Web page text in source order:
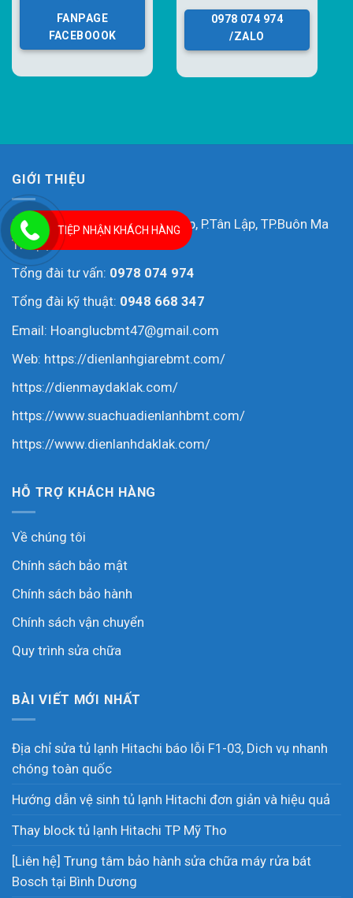
FANPAGE
FACEBOOOK
0978 074 974
/ZALO
GIỚI THIỆU
Địa chỉ: Số 127 Đường Đinh Núp, P.Tân Lập, TP.Buôn Ma
Thuột, T.Đắk Lắk
Tổng đài tư vấn: 0978 074 974
Tổng đài kỹ thuật: 0948 668 347
Email: Hoanglucbmt47@gmail.com
Web: https://dienlanhgiarebmt.com/
https://dienmaydaklak.com/
https://www.suachuadienlanhbmt.com/
https://www.dienlanhdaklak.com/
HỖ TRỢ KHÁCH HÀNG
Về chúng tôi
Chính sách bảo mật
Chính sách bảo hành
Chính sách vận chuyển
Quy trình sửa chữa
BÀI VIẾT MỚI NHẤT
Địa chỉ sửa tủ lạnh Hitachi báo lỗi F1-03, Dich vụ nhanh
chóng toàn quốc
Hướng dẫn vệ sinh tủ lạnh Hitachi đơn giản và hiệu quả
Thay block tủ lạnh Hitachi TP Mỹ Tho
[Liên hệ] Trung tâm bảo hành sửa chữa máy rửa bát
Bosch tại Bình Dương
TIỆP NHẬN KHÁCH HÀNG